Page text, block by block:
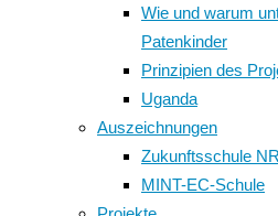
Wie und warum
Patenkinder
Prinzipien des
Uganda
Auszeichnungen
Zukunftsschule
MINT-EC-Schule